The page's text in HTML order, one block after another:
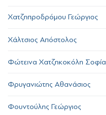
Χατζηπροδρόμου Γεώργιος
Χάλτσιος Απόστολος
Φώτεινα Χατζηκοκόλη Σοφία
Φρυγανιώτης Αθανάσιος
Φουντούλης Γεώργιος